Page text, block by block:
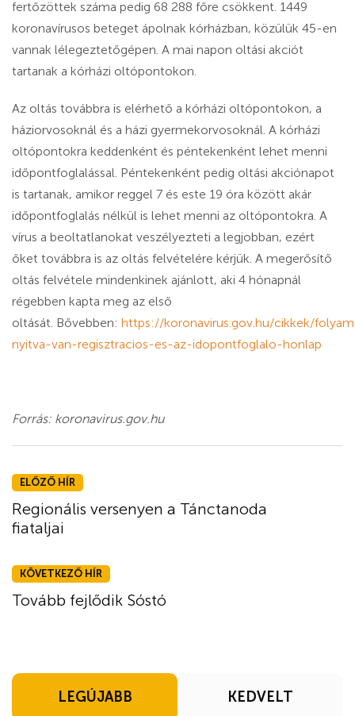
fertőzöttek száma pedig 68 288 főre csökkent. 1449
koronavírusos beteget ápolnak kórházban, közülük 45-en
vannak lélegeztetőgépen. A mai napon oltási akciót
tartanak a kórházi oltópontokon.
Az oltás továbbra is elérhető a kórházi oltópontokon, a
háziorvosoknál és a házi gyermekorvosoknál. A kórházi
oltópontokra keddenként és péntekenként lehet menni
időpontfoglalással. Péntekenként pedig oltási akciónapot
is tartanak, amikor reggel 7 és este 19 óra között akár
időpontfoglalás nélkül is lehet menni az oltópontokra. A
vírus a beoltatlanokat veszélyezteti a legjobban, ezért
őket továbbra is az oltás felvételére kérjük. A megerősítő
oltás felvétele mindenkinek ajánlott, aki 4 hónapnál
régebben kapta meg az első
oltását. Bővebben: https://koronavirus.gov.hu/cikkek/
nyitva-van-regisztracios-es-az-idopontfoglalo-honlap
Forrás: koronavirus.gov.hu
ELŐZŐ HÍR
Regionális versenyen a Tánctanoda
fiataljai
KÖVETKEZŐ HÍR
Tovább fejlődik Sóstó
LEGÚJABB KEDVELT